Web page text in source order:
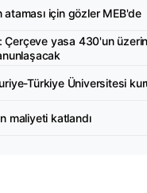
ataması için gözler MEB'de
Çerçeve yasa 430'un
Türkiye Üniversitesi
maliyeti katlandı